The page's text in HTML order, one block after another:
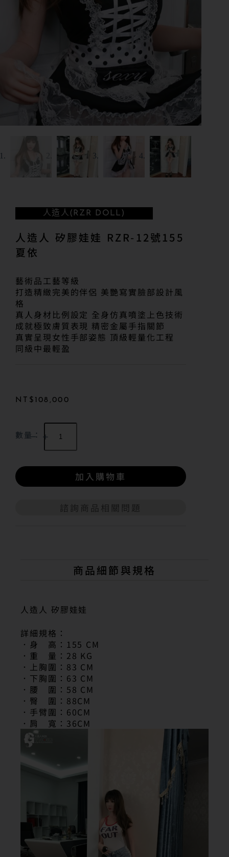
人造人(RZR DOLL)
人造人 矽膠娃娃 RZR-12號155
夏依
藝術品工藝等級
打造精緻完美的伴侶 美艷寫實臉部設計風
格
真人身材比例設定 全身仿真噴塗上色技術
成就極致膚質表現 精密金屬手指關節
真實呈現女性手部姿態 頂級輕量化工程
同級中最輕盈
NT$ 108,000
數量：
諮詢商品相關問題
加入購物車
商品細節與規格
人造人 矽膠娃娃
詳細規格：
．身 高：155 CM
．重 量：28 KG
．上胸圍：83 CM
．下胸圍：63 CM
．腰 圍：58 CM
．臀 圍：88CM
．手臂圍：60CM
．肩 寬：36CM